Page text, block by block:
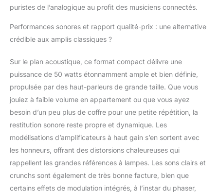
puristes de l’analogique au profit des musiciens connectés.
Performances sonores et rapport qualité-prix : une alternative
crédible aux amplis classiques ?
Sur le plan acoustique, ce format compact délivre une
puissance de 50 watts étonnamment ample et bien définie,
propulsée par des haut-parleurs de grande taille. Que vous
jouiez à faible volume en appartement ou que vous ayez
besoin d’un peu plus de coffre pour une petite répétition, la
restitution sonore reste propre et dynamique. Les
modélisations d’amplificateurs à haut gain s’en sortent avec
les honneurs, offrant des distorsions chaleureuses qui
rappellent les grandes références à lampes. Les sons clairs et
crunchs sont également de très bonne facture, bien que
certains effets de modulation intégrés, à l’instar du phaser,